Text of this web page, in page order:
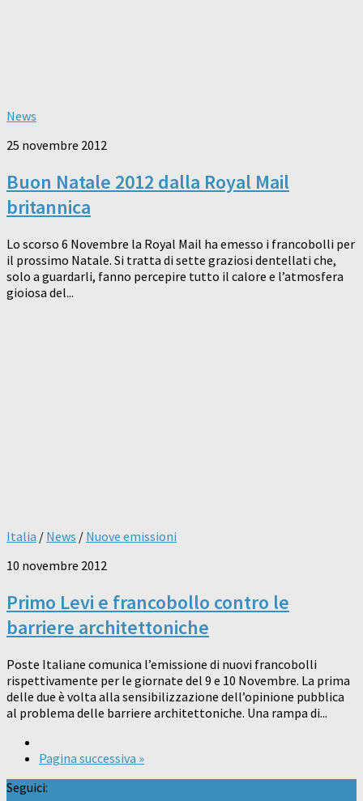
News
25 novembre 2012
Buon Natale 2012 dalla Royal Mail
britannica
Lo scorso 6 Novembre la Royal Mail ha emesso i francobolli per
il prossimo Natale. Si tratta di sette graziosi dentellati che,
solo a guardarli, fanno percepire tutto il calore e l’atmosfera
gioiosa del...
Italia / News / Nuove emissioni
10 novembre 2012
Primo Levi e francobollo contro le
barriere architettoniche
Poste Italiane comunica l’emissione di nuovi francobolli
rispettivamente per le giornate del 9 e 10 Novembre. La prima
delle due è volta alla sensibilizzazione dell’opinione pubblica
al problema delle barriere architettoniche. Una rampa di...
Pagina successiva »
Seguici: